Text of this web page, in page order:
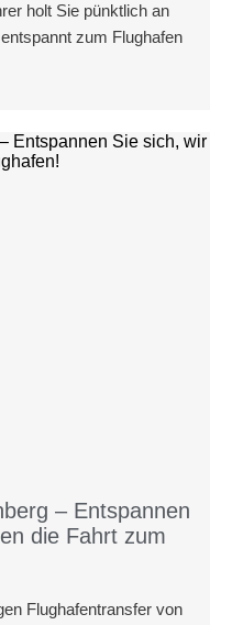
holt Sie pünktlich an
zum Flughafen
– Entspannen
die Fahrt zum
Flughafentransfer von